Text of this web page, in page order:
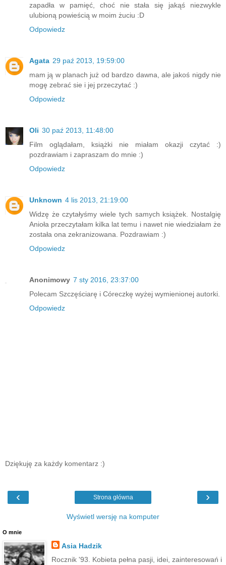
zapadła w pamięć, choć nie stała się jakąś niezwykle
ulubioną powieścią w moim żuciu :D
Odpowiedz
Agata 29 paź 2013, 19:59:00
mam ją w planach już od bardzo dawna, ale jakoś nigdy nie
mogę zebrać sie i jej przeczytać :)
Odpowiedz
Oli 30 paź 2013, 11:48:00
Film oglądałam, książki nie miałam okazji czytać :)
pozdrawiam i zapraszam do mnie :)
Odpowiedz
Unknown 4 lis 2013, 21:19:00
Widzę że czytałyśmy wiele tych samych książek. Nostalgię
Anioła przeczytałam kilka lat temu i nawet nie wiedziałam że
została ona zekranizowana. Pozdrawiam :)
Odpowiedz
Anonimowy 7 sty 2016, 23:37:00
Polecam Szczęściarę i Córeczkę wyżej wymienionej autorki.
Odpowiedz
Dziękuję za każdy komentarz :)
‹ ›
Strona główna
Wyświetl wersję na komputer
O mnie
Asia Hadzik
Rocznik '93. Kobieta pełna pasji, idei, zainteresowań i